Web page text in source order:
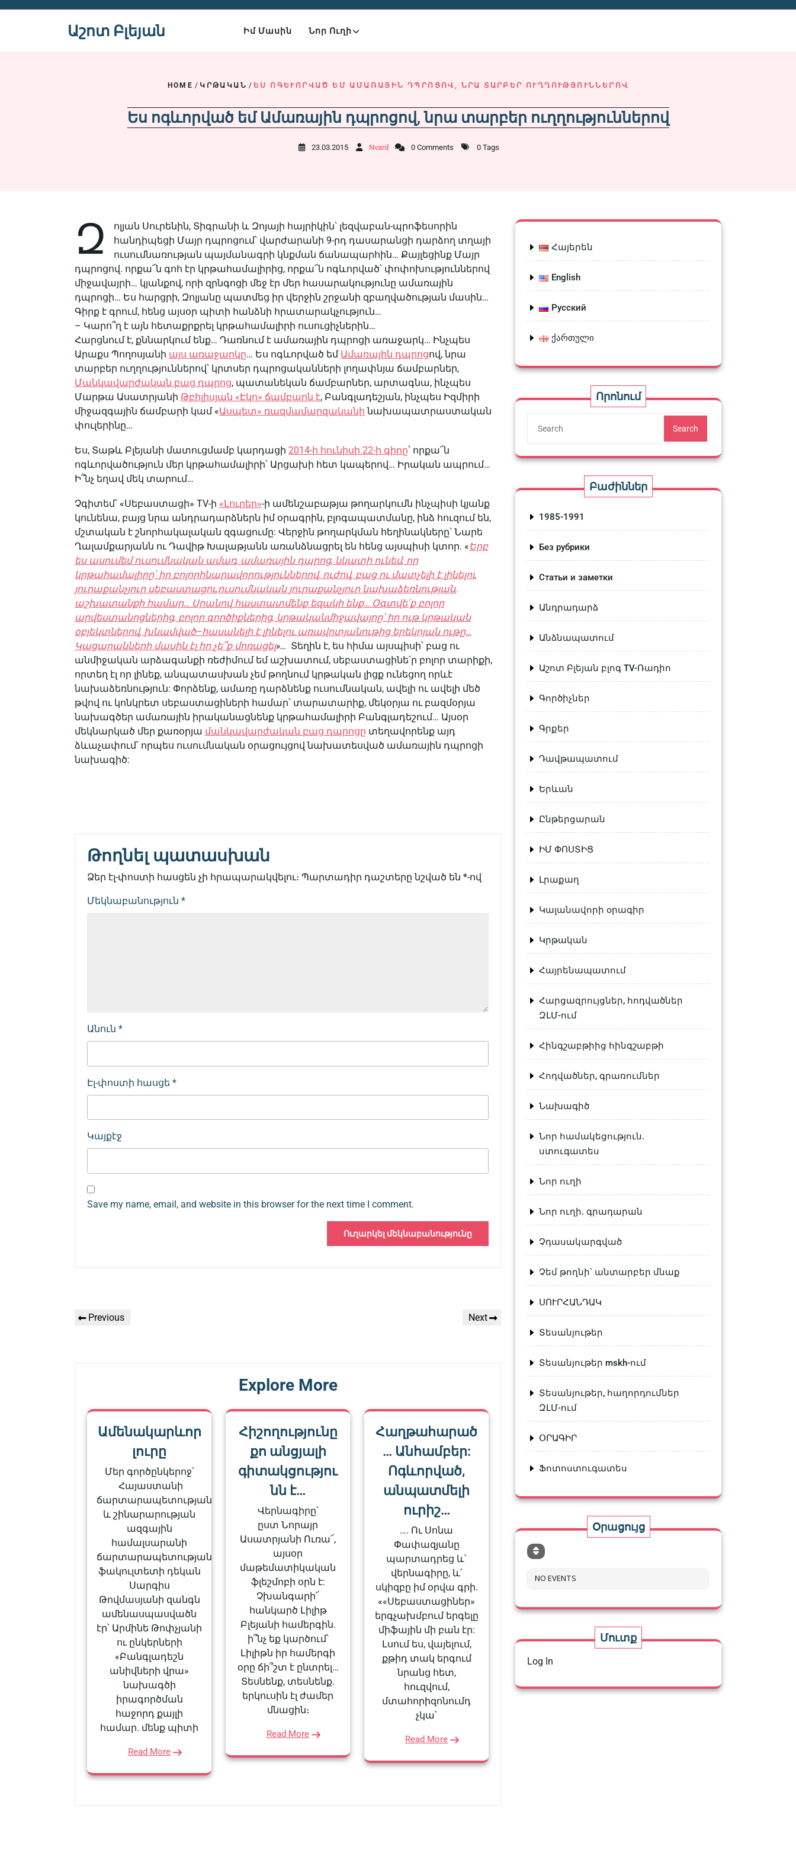
Աշոտ Բլեյան Իմ Մասին Նոր Ուղի
HOME / ԿՐԹԱԿԱՆ / ԵՍ ՈԳԵՒՈՐՎԱԾ ԵՄ ԱՄԱՌԱՅԻՆ ԴՊՐՈՑՈՎ, ՆՐԱ ՏԱՐԲԵՐ ՈՒՂՂՈՒԹՅՈՒՆՆԵՐՈՎ
Ես ոգևորված եմ Ամառային դպրոցով, նրա տարբեր ուղղություններով
23.03.2015 Nvard 0 Comments 0 Tags
Զ
ոլյան Սուրենին, Տիգրանի և Զոյայի հայրիկին՝ լեզվաբան-պրոֆեսորին
հանդիպեցի Մայր դպրոցում՝ վարժարանի 9-րդ դասարանցի դարձող տղայի
ուսումնառության պայմանագրի կնքման ճանապարհին… Քայլեցինք Մայր
դպրոցով. որքա՜ն գոհ էր կրթահամալիրից, որքա՜ն ոգևորված՝ փոփոխություններով
միջավայրի… կյանքով, որի զրնգոցի մեջ էր մեր հասարակությունը ամառային
դպրոցի… Ես հարցրի, Զոլյանը պատմեց իր վերջին շրջանի զբաղվածության մասին…
Գիրք է գրում, հենց այսօր պիտի հանձնի հրատարակչություն…
– Կարո՞ղ է այն հետաքրքրել կրթահամալիրի ուսուցիչներին…
Հարցնում է, քննարկում ենք… Դառնում է ամառային դպրոցի առաջարկ… Ինչպես
Արաքս Պողոսյանի այս առաջարկը… Ես ոգևորված եմ Ամառային դպրոցով, նրա
տարբեր ուղղություններով՝ կրտսեր դպրոցականների լողափնյա ճամբարներ,
Մանկավարժական բաց դպրոց, պատանեկան ճամբարներ, արտագնա, ինչպես
Մարթա Ասատրյանի Թբիլիսյան «Էկո» ճամբարն է, Բանգլադեշյան, ինչպես Իզմիրի
միջազգային ճամբարի կամ «Ասպետ» ռազմամարզականի նախապատրաստական
փուլերինը…
Ես, Տաթև Բլեյանի մատուցմամբ կարդացի 2014-ի հունիսի 22-ի գիրը՝ որքա՜ն
ոգևորվածություն մեր կրթահամալիրի՝ Արցախի հետ կապերով… Իրական ապրում…
Ի՞նչ եղավ մեկ տարում…
Չգիտեմ՝ «Սեբաստացի» TV-ի «Լուրեր»-ի ամենշաբաթյա թողարկումն ինչպիսի կյանք
կունենա, բայց նրա անդրադարձներն իմ օրագրին, բլոգապատմանը, ինձ հուզում են,
մշտական է շնորհակալական զգացումը: Վերջին թողարկման հեղինակները՝ Նարե
Ղալամքարյանն ու Դավիթ Խալաթյանն առանձնացրել են հենց այսպիսի կտոր. «Երբ
ես ասումեմ ուսումնական ամառ, ամառային դպրոց, նկատի ունեմ, որ
կրթահամալիրը՝ իր բոլորհնարավորություններով, ուժով, բաց ու մատչելի է լինելու
յուրաքանչյուր սեբաստացու,ուսումնական յուրաքանչյուր նախաձեռնության,
աշխատանքի համար… Սրանով հաստատմենք եզակի ենք… Օգտվե՛ք բոլոր
արվեստանոցներից, բոլոր գործիքներից, կրթականմիջավայրը՝ իր ութ կրթական
օբյեկտներով, խնամված–հասանելի է լինելու առավոտյանութից երեկոյան ութը…
Կացարանների մասին էլ հո չե՞ք մոռացել»… Տեղին է, ես հիմա այսպիսի՝ բաց ու
անմիջական արձագանքի ռեժիմում եմ աշխատում, սեբաստացինե՛ր բոլոր տարիքի,
որտեղ էլ որ լինեք, անպատասխան չեմ թողնում կրթական լիցք ունեցող որևէ
նախաձեռնություն: Փորձենք, ամառը դարձնենք ուսումնական, ավելի ու ավելի մեծ
թվով ու կոնկրետ սեբաստացիների համար՝ տարատարիք, մեկօրյա ու բազմօրյա
նախագծեր ամառային իրականացնենք կրթահամալիրի Բանգլադեշում… Այսօր
մեկնարկած մեր քառօրյա մանկավարժական բաց դպրոցը տեղավորենք այդ
ձևաչափում՝ որպես ուսումնական օրացույցով նախատեսված ամառային դպրոցի
նախագիծ:
Թողնել պատասխան
Ձեր էլ-փոստի հասցեն չի հրապարակվելու։ Պարտադիր դաշտերը նշված են *-ով
Մեկնաբանություն *
Անուն *
Էլ-փոստի հասցե *
Կայքէջ
Save my name, email, and website in this browser for the next time I comment.
Գրառումների
Previous
Previous
Next
Next
Explore More
Ամենակարևոր
լուրը
Մեր գործընկերոջ՝
Հայաստանի
ճարտարապետության
և շինարարության
ազգային
համալսարանի
ճարտարապետության
ֆակուլտետի դեկան
Սարգիս
Թովմասյանի զանգն
ամենասպասվածն
էր՝ Արմինե Թոփչյանի
ու ընկերների
«Բանգլադեշն
անիվների վրա»
նախագծի
իրագործման
հաջորդ քայլի
համար. մենք պիտի
Read More
Հիշողությունը
քո անցյալի
գիտակցությու
նն է…
Վերնագիրը՝
ըստ Նորայր
Ասատրյանի Ուռա՜,
այսօր
մաթեմատիկական
ֆլեշմոբի օրն է:
Չխանգարի՜
հանկարծ Լիլիթ
Բլեյանի համերգին.
ի՞նչ եք կարծում՝
Լիլիթն իր համերգի
օրը ճի՞շտ է ընտրել…
Տեսնենք, տեսնենք.
երկուսին էլ ժամեր
մնացին։
Read More
Հաղթահարած
… Անհամբեր:
Ոգևորված,
անպատմելի
ուրիշ…
…. Ու Սոնա
Փափազյանը
պարտադրեց և՛
վերնագիրը, և՛
սկիզբը իմ օրվա գրի.
««Սեբաստացիներ»
երգչախմբում երգելը
միֆային մի բան էր:
Լսում ես, վայելում,
քթիդ տակ երգում
նրանց հետ,
հուզվում,
մտահորիզոնումդ
չկա՝
Read More
Հայերեն
English
Русский
ქართული
Որոնում
Search
Բաժիններ
1985-1991
Без рубрики
Статьи и заметки
Անդրադարձ
Անձնապատում
Աշոտ Բլեյան բլոգ TV-Ռադիո
Գործիչներ
Գրքեր
Դավթապատում
Երևան
Ընթերցարան
ԻՄ ՓՈՍՏԻՑ
Լրաքաղ
Կալանավորի օրագիր
Կրթական
Հայրենապատում
Հարցազրույցներ, հոդվածներ
ԶԼՄ-ում
Հինգշաբթիից հինգշաբթի
Հոդվածներ, գրառումներ
Նախագիծ
Նոր համակեցություն.
ստուգատես
Նոր ուղի
Նոր ուղի. գրադարան
Չդասակարգված
Չեմ թողնի՝ անտարբեր մնաք
ՍՈՒՐՀԱՆԴԱԿ
Տեսանյութեր
Տեսանյութեր mskh-ում
Տեսանյութեր, հաղորդումներ
ԶԼՄ-ում
ՕՐԱԳԻՐ
Ֆոտոստուգատես
Օրացույց
NO EVENTS
Մուտք
Log In